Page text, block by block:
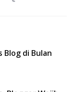
Blog di Bulan